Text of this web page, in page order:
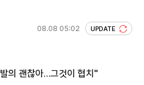
08.08 05:02 UPDATE
의 괜찮아…그것이 협치"